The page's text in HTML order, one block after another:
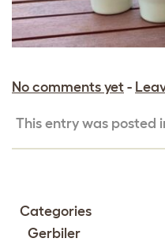
No comments yet -
This entry was posted
Categories
Gerbiler